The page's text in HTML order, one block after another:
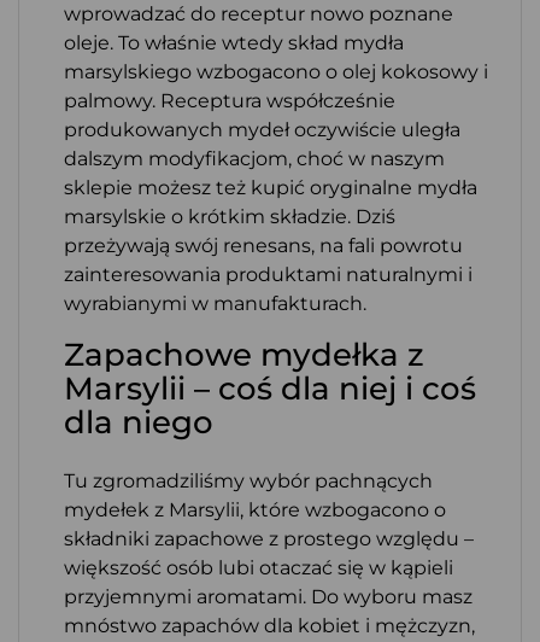
wprowadzać do receptur nowo poznane
oleje. To właśnie wtedy skład mydła
marsylskiego wzbogacono o olej kokosowy i
palmowy. Receptura współcześnie
produkowanych mydeł oczywiście uległa
dalszym modyfikacjom, choć w naszym
sklepie możesz też kupić oryginalne mydła
marsylskie o krótkim składzie. Dziś
przeżywają swój renesans, na fali powrotu
zainteresowania produktami naturalnymi i
wyrabianymi w manufakturach.
Zapachowe mydełka z
Marsylii – coś dla niej i coś
dla niego
Tu zgromadziliśmy wybór pachnących
mydełek z Marsylii, które wzbogacono o
składniki zapachowe z prostego względu –
większość osób lubi otaczać się w kąpieli
przyjemnymi aromatami. Do wyboru masz
mnóstwo zapachów dla kobiet i mężczyzn,